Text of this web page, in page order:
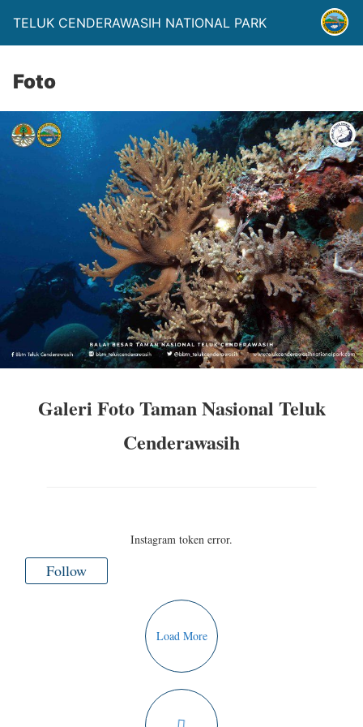
TELUK CENDERAWASIH NATIONAL PARK
Foto
Galeri Foto Taman Nasional Teluk
Cenderawasih
Instagram token error.
Follow
Load More